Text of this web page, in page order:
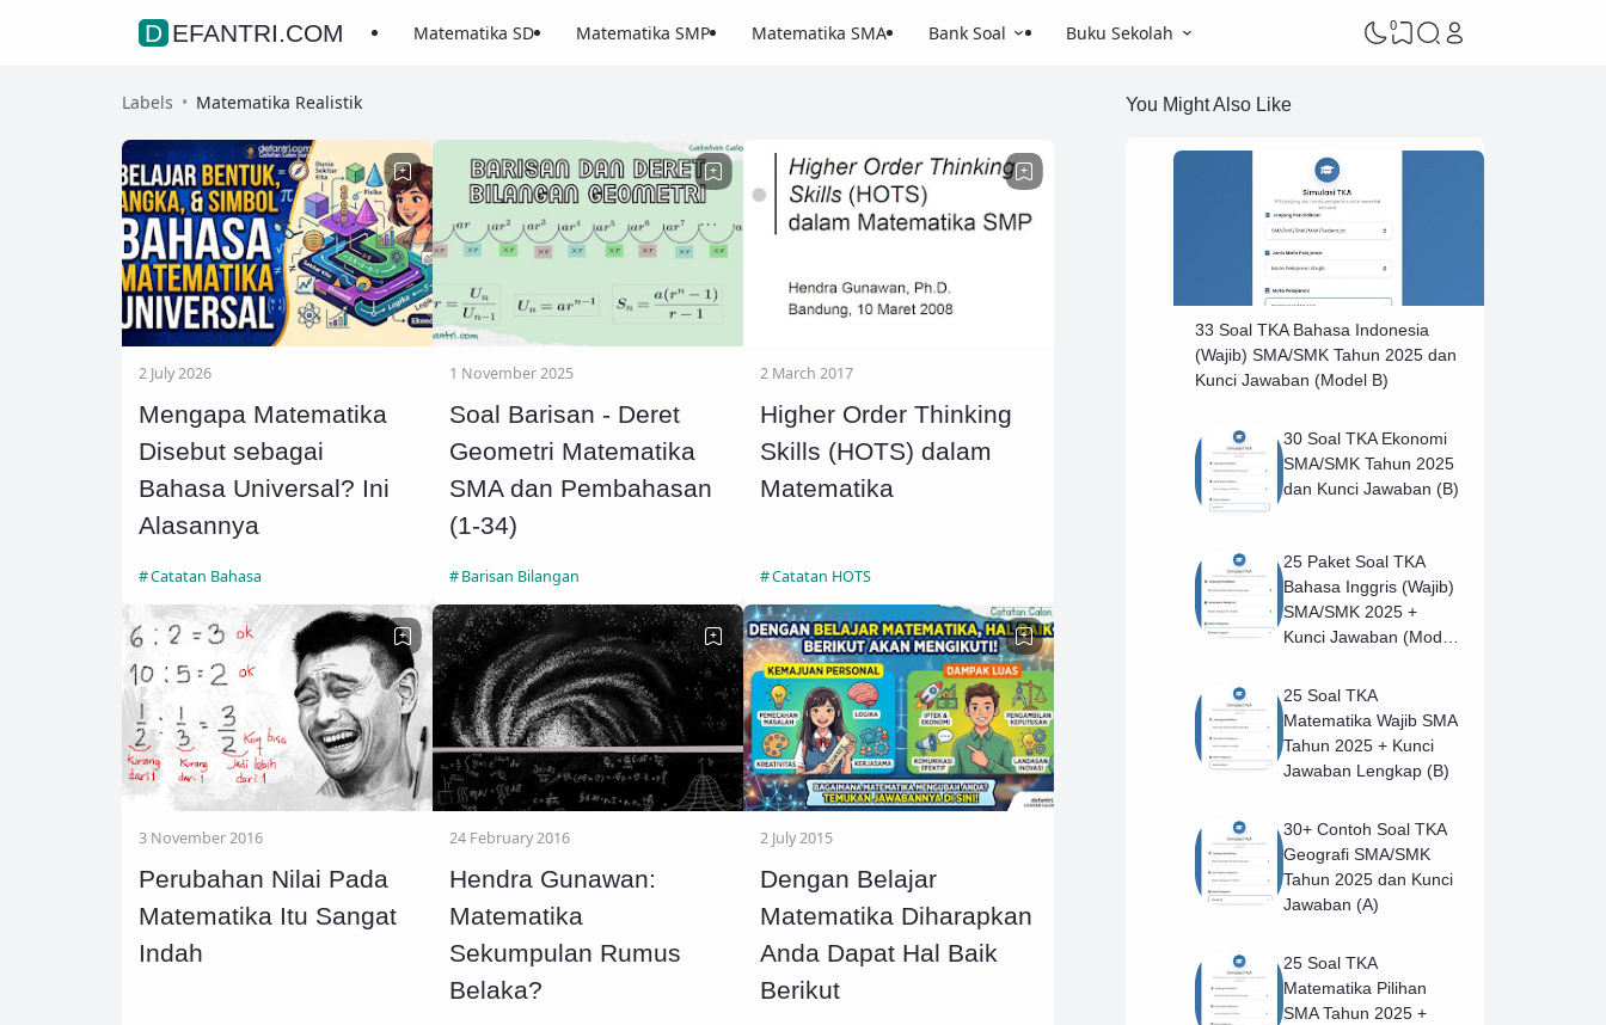
DEFANTRI.COM Matematika SD Matematika SMP Matematika SMA Bank Soal Buku Sekolah 0
Labels Matematika Realistik
2 July 2026
Mengapa Matematika
Disebut sebagai
Bahasa Universal? Ini
Alasannya
Catatan Bahasa
1 November 2025
Soal Barisan - Deret
Geometri Matematika
SMA dan Pembahasan
(1-34)
Barisan Bilangan
2 March 2017
Higher Order Thinking
Skills (HOTS) dalam
Matematika
Catatan HOTS
3 November 2016
Perubahan Nilai Pada
Matematika Itu Sangat
Indah
24 February 2016
Hendra Gunawan:
Matematika
Sekumpulan Rumus
Belaka?
2 July 2015
Dengan Belajar
Matematika Diharapkan
Anda Dapat Hal Baik
Berikut
You Might Also Like
33 Soal TKA Bahasa Indonesia
(Wajib) SMA/SMK Tahun 2025 dan
Kunci Jawaban (Model B)
30 Soal TKA Ekonomi
SMA/SMK Tahun 2025
dan Kunci Jawaban (B)
25 Paket Soal TKA
Bahasa Inggris (Wajib)
SMA/SMK 2025 +
Kunci Jawaban (Model
25 Soal TKA
Matematika Wajib SMA
Tahun 2025 + Kunci
Jawaban Lengkap (B)
30+ Contoh Soal TKA
Geografi SMA/SMK
Tahun 2025 dan Kunci
Jawaban (A)
25 Soal TKA
Matematika Pilihan
SMA Tahun 2025 +